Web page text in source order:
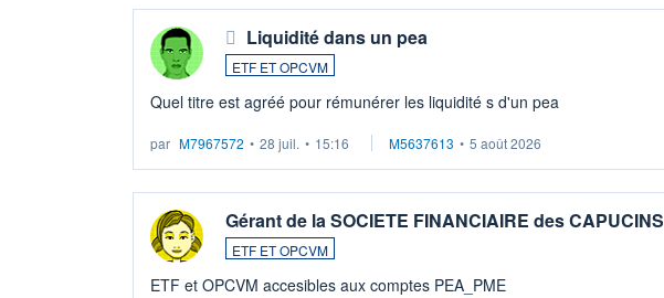
Liquidité dans un pea
ETF ET OPCVM
Quel titre est agréé pour rémunérer les liquidité s d'un pea
par M7967572 • 28 juil. • 15:16 M5637613 • 5 août 2026
Gérant de la SOCIETE FINANCIAIRE des CAPUCINS
ETF ET OPCVM
ETF et OPCVM accesibles aux comptes PEA_PME